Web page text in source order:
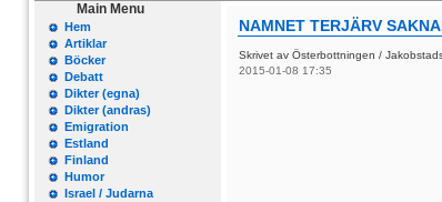
Main Menu
Hem
Artiklar
Böcker
Debatt
Dikter (egna)
Dikter (andras)
Emigration
Estland
Finland
Humor
Israel / Judarna
NAMNET TERJÄRV
Skrivet av Österbottningen /
2015-01-08 17:35